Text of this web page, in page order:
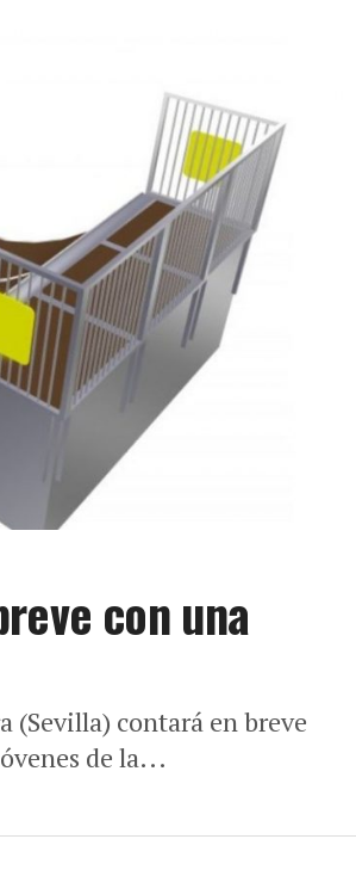
con una
(Sevilla) contará en breve
de la...